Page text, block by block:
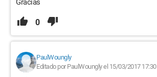
Gracias
0
PaulWoungly
Editado por PaulWoungly el 15/03/2017 17:30